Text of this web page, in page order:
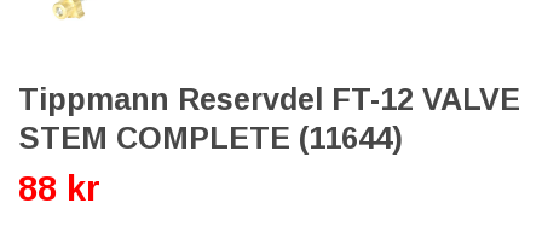
Tippmann Reservdel FT-12 VALVE
STEM COMPLETE (11644)
88 kr